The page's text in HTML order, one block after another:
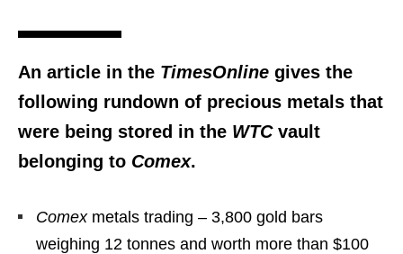
An article in the TimesOnline gives the
following rundown of precious metals that
were being stored in the WTCvault
belonging to Comex.
Comexmetals trading – 3,800 gold bars
weighing 12 tonnes and worth more than $100